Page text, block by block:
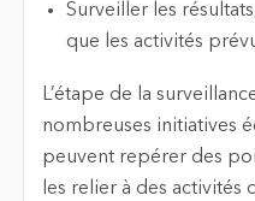
Surveillerles
que les activités
L’étape de la
nombreuses initiatives
peuvent repérer des
les relier à des activités